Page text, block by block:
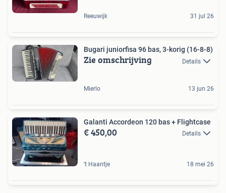
Reeuwijk 31 jul 26
Bugari juniorfisa 96 bas, 3-korig (16-8-8)
Zie omschrijving Details
Mierlo 13 jun 26
Galanti Accordeon 120 bas + Flightcase
€ 450,00 Details
't Haantje 18 mei 26